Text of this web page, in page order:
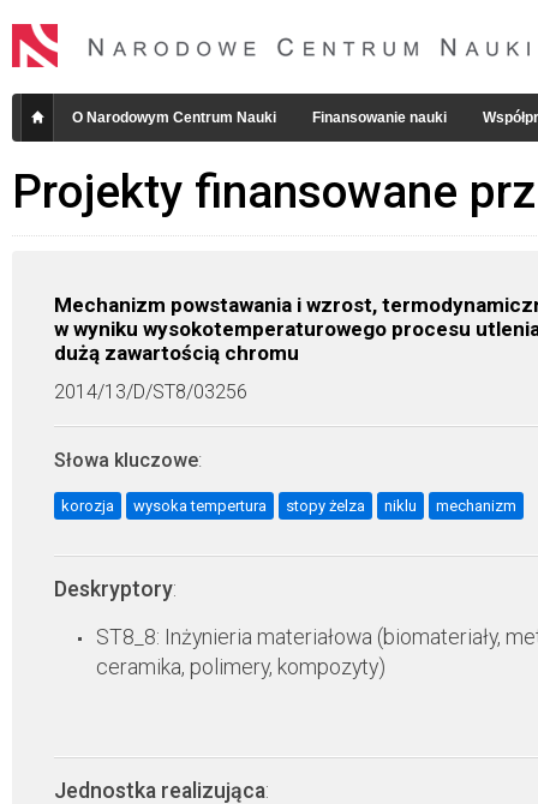
O Narodowym Centrum Nauki Finansowanie nauki
Projekty finansowane
Mechanizm powstawania i wzrost,
w wyniku wysokotemperaturowego procesu
dużą zawartością chromu
2014/13/D/ST8/03256
Słowa kluczowe:
korozja wysoka tempertura stopy żelza niklu mechanizm
Deskryptory:
ST8_8: Inżynieria materiałowa (biomateriały,
ceramika, polimery, kompozyty)
Jednostka realizująca: